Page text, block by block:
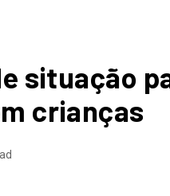
situação
crianças